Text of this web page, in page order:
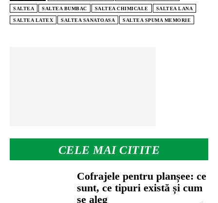
CELE MAI CITITE
Cofrajele pentru planșee: ce
sunt, ce tipuri există și cum
se aleg
SALTEA SALTEA BUMBAC SALTEA CHIMICALE SALTEA LANA
SALTEA LATEX SALTEA SANATOASA SALTEA SPUMA MEMORIE